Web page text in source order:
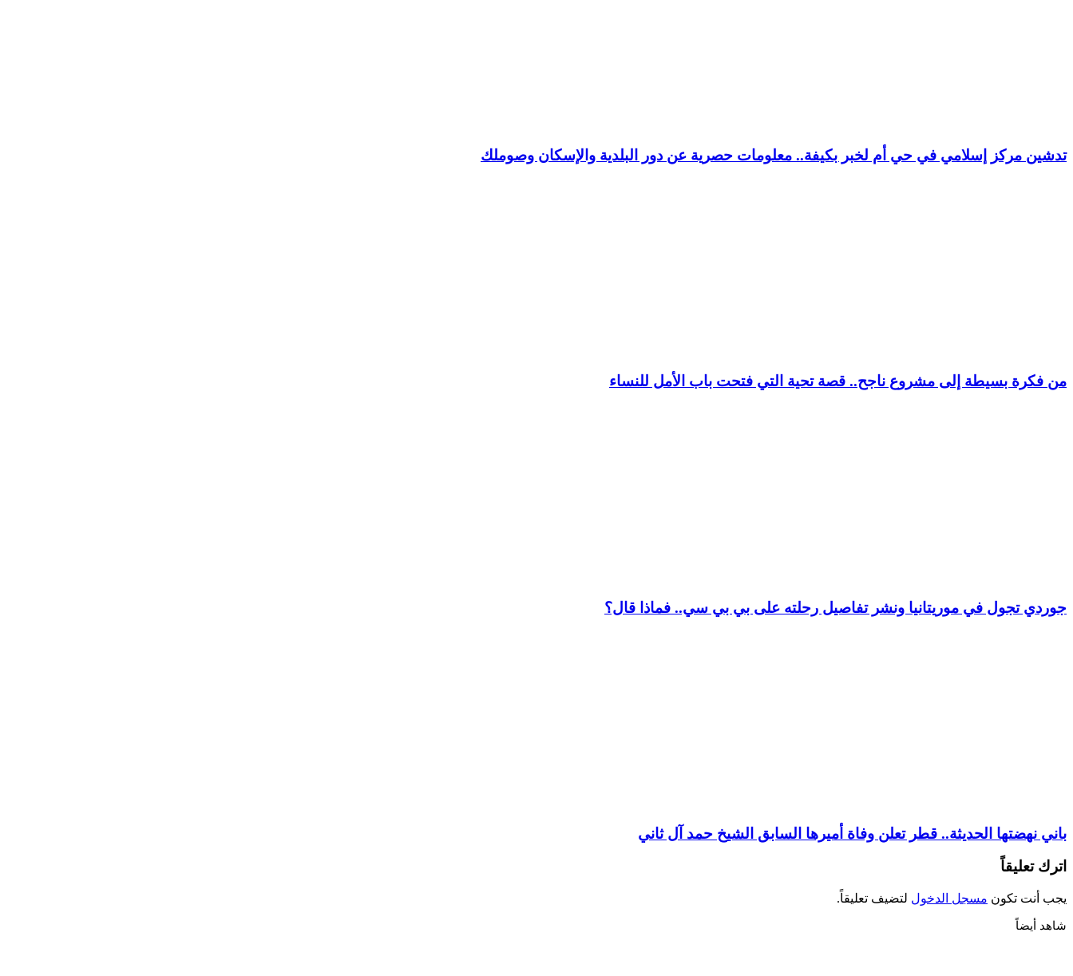
تدشين مركز إسلامي في حي أم لخبر بكيفة.. معلومات حصرية عن دور البلدية والإسكان وصوملك
من فكرة بسيطة إلى مشروع ناجح.. قصة تحية التي فتحت باب الأمل للنساء
جوردي تجول في موريتانيا ونشر تفاصيل رحلته على بي بي سي.. فماذا قال؟
باني نهضتها الحديثة.. قطر تعلن وفاة أميرها السابق الشيخ حمد آل ثاني
اترك تعليقاً
يجب أنت تكون مسجل الدخول لتضيف تعليقاً.
شاهد أيضاً